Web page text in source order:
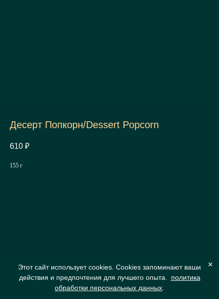
Десерт Попкорн/Dessert Popcorn
610 ₽
155 г
×
Этот сайт использует cookies. Cookies запоминают ваши
действия и предпочтения для лучшего опыта.
политика
обработки персональных данных